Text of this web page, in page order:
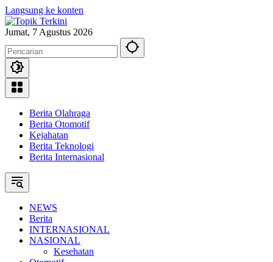
Langsung ke konten
Jumat, 7 Agustus 2026
Berita Olahraga
Berita Otomotif
Kejahatan
Berita Teknologi
Berita Internasional
NEWS
Berita
INTERNASIONAL
NASIONAL
Kesehatan